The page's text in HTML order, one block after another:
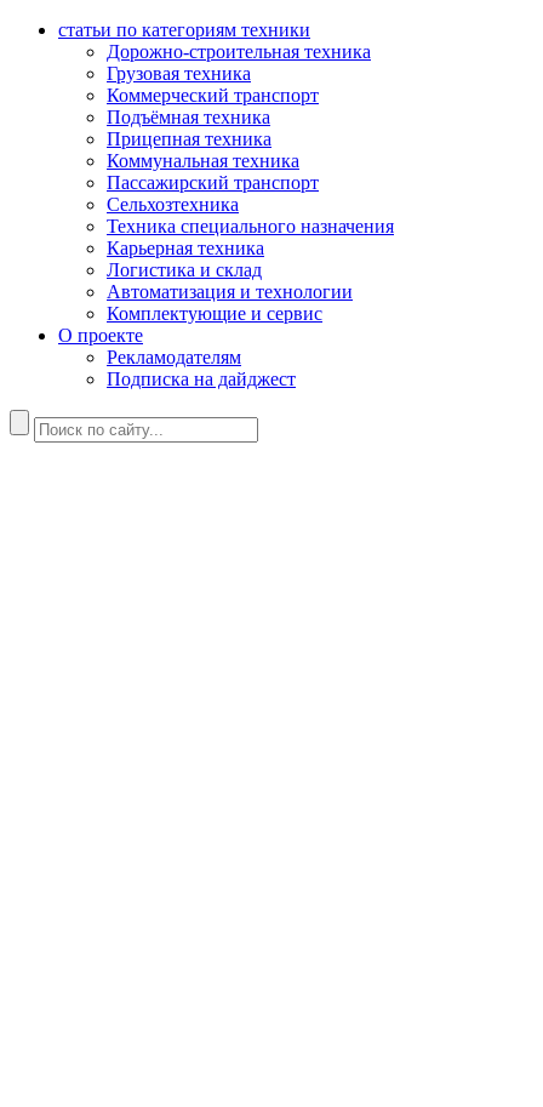
статьи по категориям техники
Дорожно-строительная техника
Грузовая техника
Коммерческий транспорт
Подъёмная техника
Прицепная техника
Коммунальная техника
Пассажирский транспорт
Сельхозтехника
Техника специального назначения
Карьерная техника
Логистика и склад
Автоматизация и технологии
Комплектующие и сервис
О проекте
Рекламодателям
Подписка на дайджест